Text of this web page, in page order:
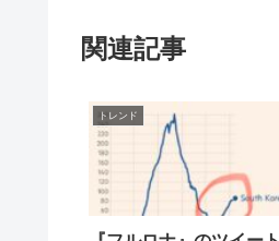
関連記事
トレンド